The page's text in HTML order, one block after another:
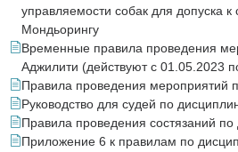
управляемости собак для допуска к
Мондьорингу
Временные правила проведения
Аджилити (действуют с 01.05.2023
Правила проведения мероприятий
Руководство для судей по
Правила проведения состязаний
Приложение 6 к правилам по